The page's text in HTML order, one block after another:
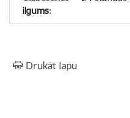
Drukāt lapu